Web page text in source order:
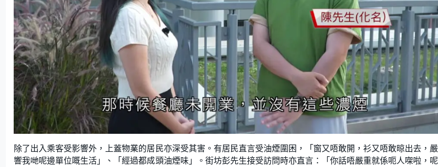
除了出入乘客受影響外，上蓋物業的居民亦深受其害。有居民直言受油煙圍困，「窗又唔敢開，衫又唔敢晾出去，
響我哋呢邊單位嘅生活」、「經過都成頭油煙味」。街坊彭先生接受訪問時亦直言：「你話唔嚴重就係呃人㗎啦，